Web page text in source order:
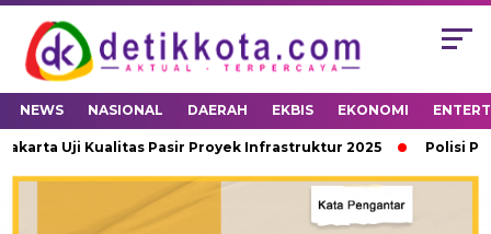
NEWS NASIONAL DAERAH EKBIS EKONOMI
Uji Kualitas Pasir Proyek Infrastruktur 2025 Polisi